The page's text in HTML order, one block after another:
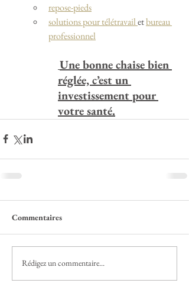
repose-pieds
solutions pour télétravail et bureau
professionnel
Une bonne chaise bien
réglée, c’est un
investissement pour
votre santé.
Commentaires
Rédigez un commentaire...